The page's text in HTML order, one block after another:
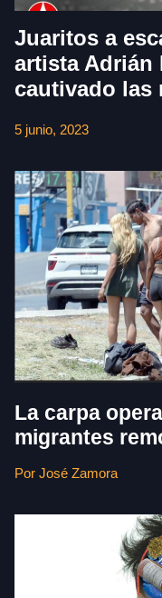
Juaritos a
artista Adrián
cautivado las
5 junio, 2023
La carpa
migrantes
Por José Zamora